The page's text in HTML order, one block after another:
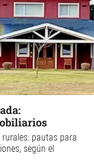
pautas para
según el